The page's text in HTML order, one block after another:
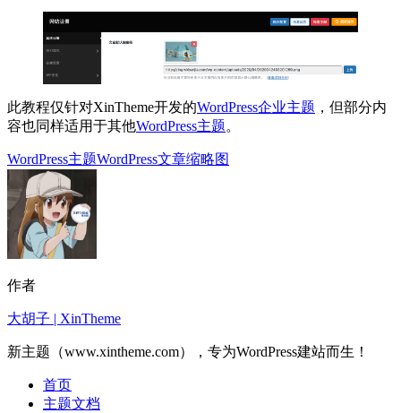
此教程仅针对XinTheme开发的WordPress企业主题 ，但部分内
容也同样适用于其他WordPress主题。
WordPress主题WordPress文章缩略图
作者
大胡子 | XinTheme
新主题（www.xintheme.com），专为WordPress建站而生！
首页
主题文档